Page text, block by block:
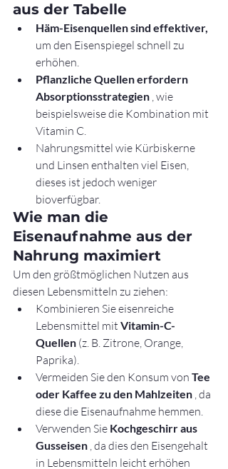
aus der Tabelle
Häm-Eisenquellen sind effektiver,
um den Eisenspiegel schnell zu
erhöhen.
Pflanzliche Quellen erfordern
Absorptionsstrategien , wie
beispielsweise die Kombination mit
Vitamin C.
Nahrungsmittel wie Kürbiskerne
und Linsen enthalten viel Eisen,
dieses ist jedoch weniger
bioverfügbar.
Wie man die
Eisenaufnahme aus der
Nahrung maximiert
Um den größtmöglichen Nutzen aus
diesen Lebensmitteln zu ziehen:
Kombinieren Sie eisenreiche
Lebensmittel mit Vitamin-C-
Quellen (z. B. Zitrone, Orange,
Paprika).
Vermeiden Sie den Konsum von Tee
oder Kaffee zu den Mahlzeiten , da
diese die Eisenaufnahme hemmen.
Verwenden Sie Kochgeschirr aus
Gusseisen , da dies den Eisengehalt
in Lebensmitteln leicht erhöhen